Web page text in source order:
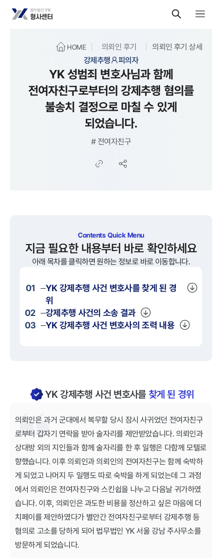
HOME 의뢰인 후기
의뢰인 후기 상세
강제추행
피의자
YK 성범죄 변호사님과 함께
전여자친구로부터의 강제추행 혐의를
불송치 결정으로 마칠 수 있게
되었습니다.
#전여자친구
Contents Quick Menu
지금 필요한 내용부터 바로 확인하세요
아래 목차를 클릭하면 원하는 정보로 바로 이동합니다.
01 YK강제추행 사건 변호사를 찾게 된 경
위
02
강제추행 사건의 소송 결과
03
YK강제추행 사건 변호사의 조력 내용
YK 강제추행 사건 변호사를 찾게 된 경위
의뢰인은 과거 군대에서 복무할 당시 잠시 사귀었던 전여자친구
로부터 갑자기 연락을 받아 술자리를 제안받았습니다. 의뢰인과
상대방 외의 지인들과 함께 술자리를 한 후 일행은 다함께 모텔로
향했습니다. 이후 의뢰인과 의뢰인의 전여자친구는 함께 숙박하
게 되었고 나머지 두 일행도 따로 숙박을 하게 되었는데 그 과정
에서 의뢰인은 전여자친구와 스킨쉽을 나누고 다음날 귀가하였
습니다. 이후, 의뢰인은 과도한 비용을 정산하고 싶은 마음에 더
치페이를 제안하였다가 별안간 전여자친구로부터 강제추행 등
혐의로 고소를 당하게 되어 법무법인 YK 서울 강남 주사무소를
방문하게 되었습니다.